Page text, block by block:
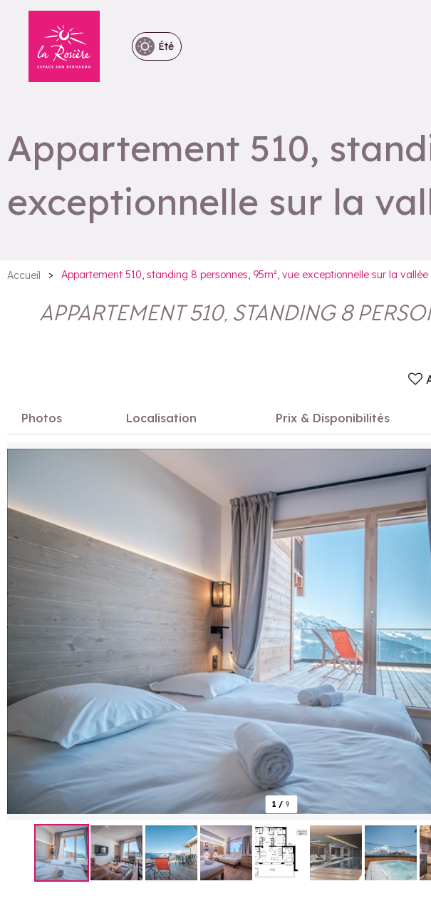
Été
Appartement 510,
exceptionnelle sur la
Accueil > Appartement 510, standing 8 personnes, 95m², vue exceptionnelle sur la vallée
APPARTEMENT 510, STANDING 8
Photos Localisation Prix & Disponibilités
1 / 9